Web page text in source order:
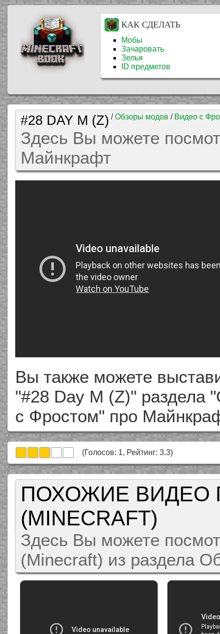
КАК СДЕЛАТЬ
Мобы
Зачаровать
Зелья
ID предметов
#28 DAY M (Z) /Обзоры модов / Видео с
Здесь Вы можете
Майнкрафт
Вы также можете
"#28 Day M (Z)" раздела
с Фростом" про
(Голосов: 1, Рейтинг: 3.3)
ПОХОЖИЕ ВИДЕО
(MINECRAFT)
Здесь Вы можете
(Minecraft) из раздела